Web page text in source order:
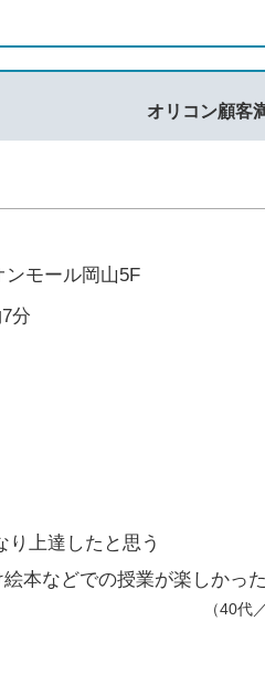
オリコン顧客
ンモール岡山5F
分
り上達したと思う
本などでの授業が楽しかった
（40代